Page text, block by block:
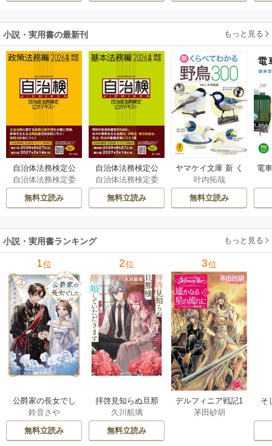
二度目は串刺し回
小説・実用書の最新刊 もっと見る
自治体法務検定公
式テキスト 政策
法務編 ２０２６
年度検定対応 1巻
自治体法務検定委
員会
無料立読み
自治体法務検定公
式テキスト 基本
法務編 ２０２６
年度検定対応 1巻
自治体法務検定委
員会
無料立読み
ヤマケイ文庫 新 く
らべてわかる野鳥3
00 1巻
叶内拓哉
無料立読み
電
小説・実用書ランキング もっと見る
1位
公爵家の長女でし
た
鈴音さや
無料立読み
2位
拝啓見知らぬ旦那
様、離婚していた
だきます
久川航璃
無料立読み
3位
デルフィニア戦記1
茅田砂胡
そ